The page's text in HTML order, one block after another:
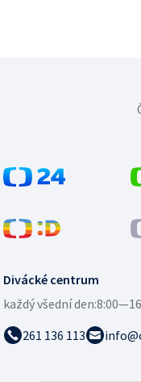
Divácké centrum
každý všední den:
261 136 113